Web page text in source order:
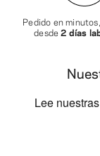
Pedido en
desde2 días